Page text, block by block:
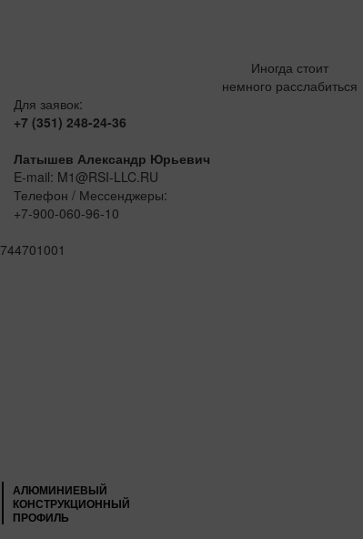
Иногда стоит
немного расслабиться
Для заявок:
+7 (351) 248-24-36
Латышев Александр Юрьевич
E-mail: M1@RSI-LLC.RU
Телефон / Мессенджеры:
+7-900-060-96-10
744701001
АЛЮМИНИЕВЫЙ
КОНСТРУКЦИОННЫЙ
ПРОФИЛЬ